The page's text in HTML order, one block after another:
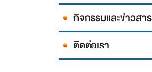
กิจกรรมและข่าวสาร
ติดต่อเรา